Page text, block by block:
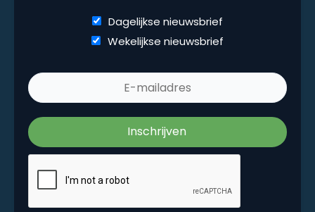
Dagelijkse nieuwsbrief
Wekelijkse nieuwsbrief
Dagelijkse nieuwsbrief